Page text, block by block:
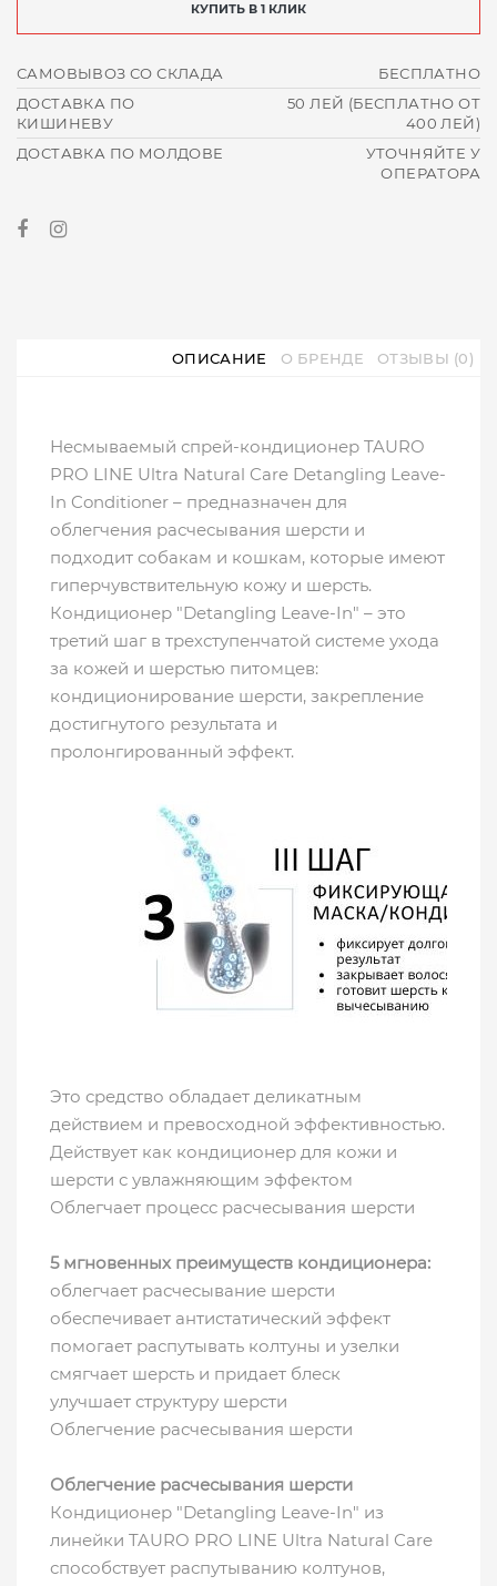
КУПИТЬ В 1 КЛИК
САМОВЫВОЗ СО СКЛАДА
БЕСПЛАТНО
ДОСТАВКА ПО
КИШИНЕВУ
50 ЛЕЙ (БЕСПЛАТНО ОТ
400 ЛЕЙ)
ДОСТАВКА ПО МОЛДОВЕ
УТОЧНЯЙТЕ У
ОПЕРАТОРА
ОПИСАНИЕ О БРЕНДЕ ОТЗЫВЫ (0)
Несмываемый спрей-кондиционер TAURO
PRO LINE Ultra Natural Care Detangling Leave-
In Conditioner – предназначен для
облегчения расчесывания шерсти и
подходит собакам и кошкам, которые имеют
гиперчувствительную кожу и шерсть.
Кондиционер "Detangling Leave-In" – это
третий шаг в трехступенчатой системе ухода
за кожей и шерстью питомцев:
кондиционирование шерсти, закрепление
достигнутого результата и
пролонгированный эффект.
Это средство обладает деликатным
действием и превосходной эффективностью.
Действует как кондиционер для кожи и
шерсти с увлажняющим эффектом
Облегчает процесс расчесывания шерсти
5 мгновенных преимуществ кондиционера:
облегчает расчесывание шерсти
обеспечивает антистатический эффект
помогает распутывать колтуны и узелки
смягчает шерсть и придает блеск
улучшает структуру шерсти
Облегчение расчесывания шерсти
Облегчение расчесывания шерсти
Кондиционер "Detangling Leave-In" из
линейки TAURO PRO LINE Ultra Natural Care
способствует распутыванию колтунов,